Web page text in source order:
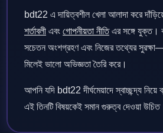
bdt22 এ দায়িত্বশীল খেলা আলাদা করে
শর্তাবলী এবং গোপনীয়তা নীতিএর সঙ্গে যুক্ত।
সচেতন অংশগ্রহণ এবং নিজের তথ্যের
মিলেই ভালো অভিজ্ঞতা তৈরি করে।
আপনি যদি bdt22 দীর্ঘমেয়াদে স্বাচ্ছন্দ্য নিয়ে
এই তিনটি বিষয়কেই সমান গুরুত্ব দেওয়া